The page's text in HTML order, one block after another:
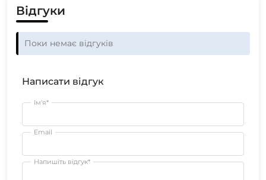
Відгуки
Поки немає відгуків
Написати відгук
Ім'я*
Email
Напишіть відгук*